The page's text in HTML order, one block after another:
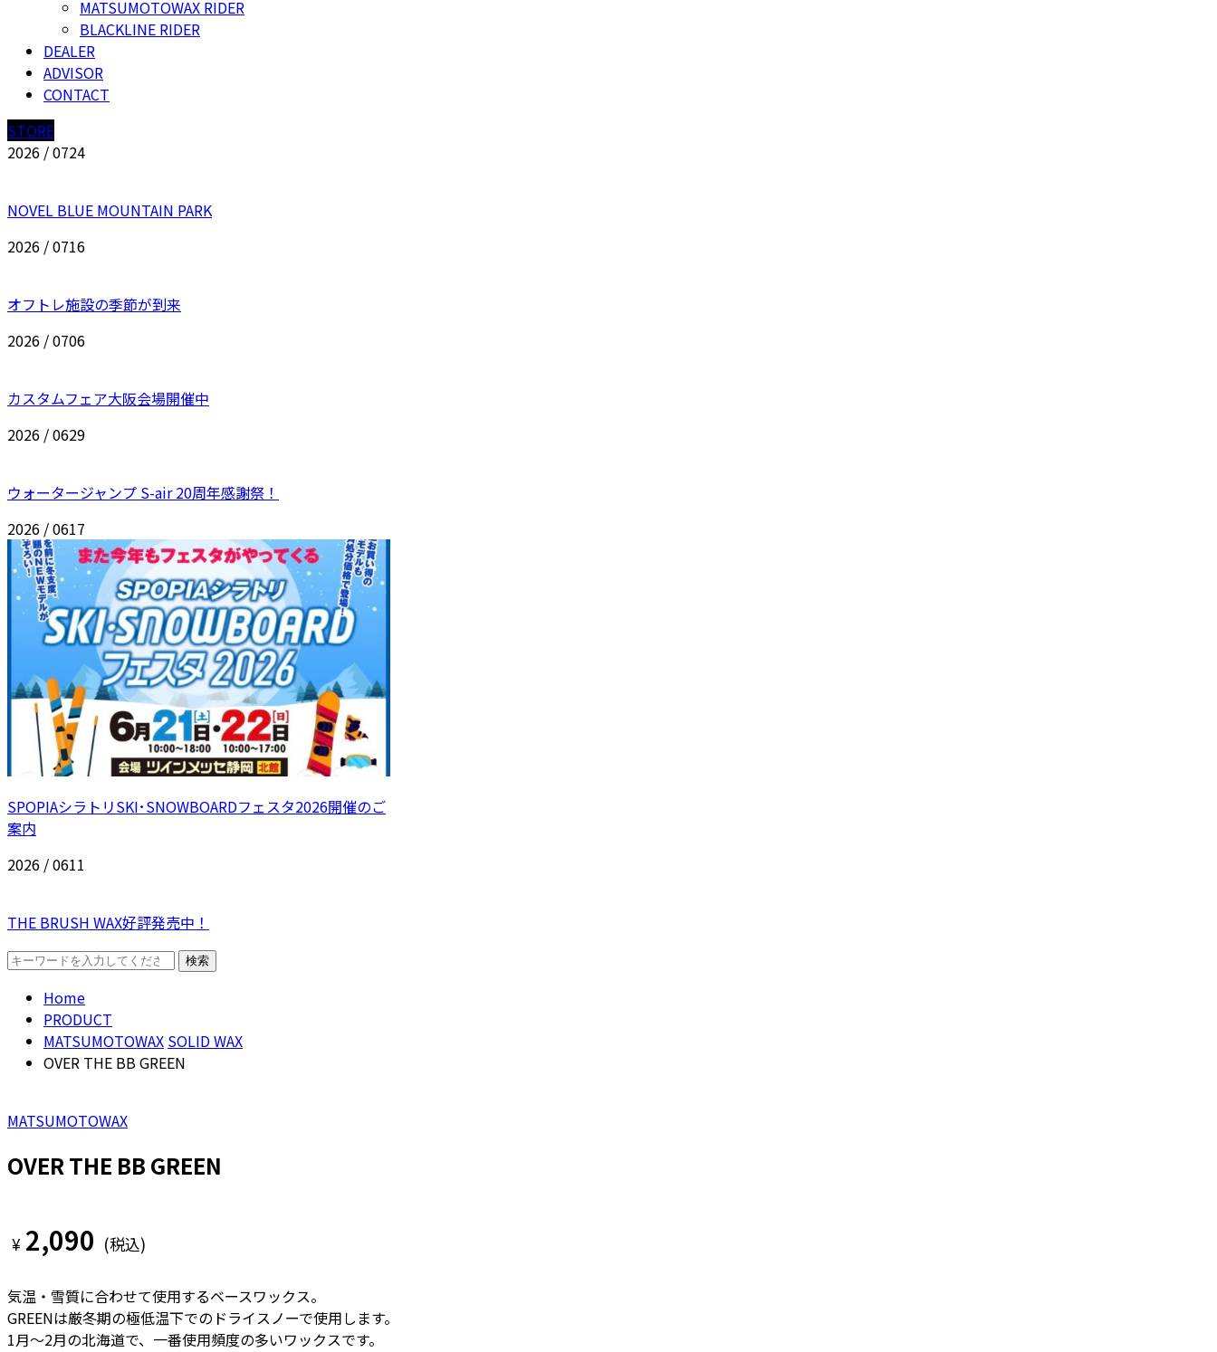
MATSUMOTOWAX RIDER
BLACKLINE RIDER
DEALER
ADVISOR
CONTACT
STORE
2026 / 0724
NOVEL BLUE MOUNTAIN PARK
2026 / 0716
オフトレ施設の季節が到来
2026 / 0706
カスタムフェア大阪会場開催中
2026 / 0629
ウォータージャンプ S-air 20周年感謝祭！
2026 / 0617
SPOPIAシラトリSKI･SNOWBOARDフェスタ2026開催のご
案内
2026 / 0611
THE BRUSH WAX好評発売中！
Home
PRODUCT
MATSUMOTOWAX SOLID WAX
OVER THE BB GREEN
MATSUMOTOWAX
OVER THE BB GREEN
¥ 2,090 (税込)
気温・雪質に合わせて使用するベースワックス。
GREENは厳冬期の極低温下でのドライスノーで使用します。
1月～2月の北海道で、一番使用頻度の多いワックスです。